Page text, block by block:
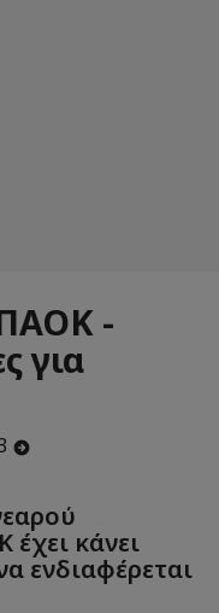
-
για
κάνει
ενδιαφέρεται